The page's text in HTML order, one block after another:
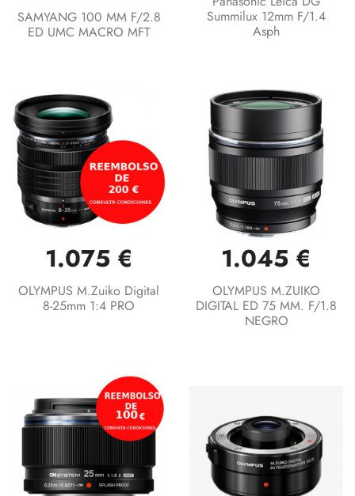
SAMYANG 100 MM F/2.8
ED UMC MACRO MFT
Summilux 12mm F/1.4
Asph
1.075 €
OLYMPUS M.Zuiko Digital
8-25mm 1:4 PRO
1.045 €
OLYMPUS M.ZUIKO
DIGITAL ED 75 MM. F/1.8
NEGRO